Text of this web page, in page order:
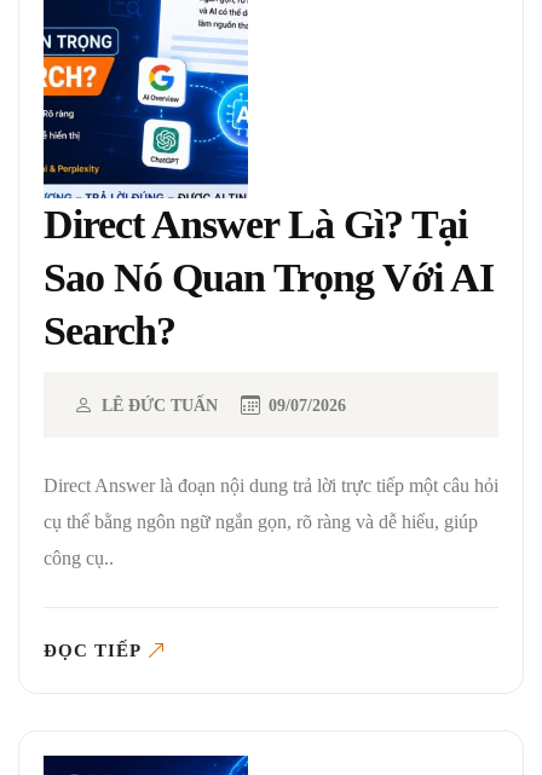
Direct Answer Là Gì? Tại
Sao Nó Quan Trọng Với AI
Search?
LÊ ĐỨC TUẤN 09/07/2026
Direct Answer là đoạn nội dung trả lời trực tiếp một câu hỏi
cụ thể bằng ngôn ngữ ngắn gọn, rõ ràng và dễ hiểu, giúp
công cụ..
ĐỌC TIẾP